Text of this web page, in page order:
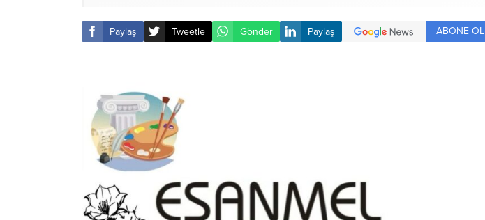
Paylaş Tweetle Gönder Paylaş ABONE OL